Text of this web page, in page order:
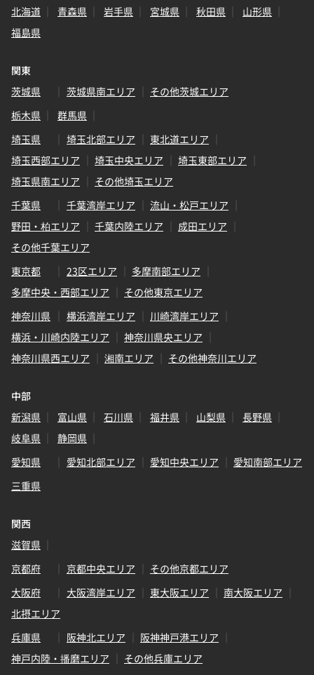
北海道
青森県 岩手県 宮城県 秋田県
山形県
福島県
関東
茨城県
茨城県南エリア
その他茨城エリア
栃木県
群馬県
埼玉県
埼玉北部エリア
東北道エリア
埼玉西部エリア
埼玉中央エリア
埼玉東部エリア
埼玉県南エリア
その他埼玉エリア
千葉県
千葉湾岸エリア
流山・松戸エリア
野田・柏エリア
千葉内陸エリア
成田エリア
その他千葉エリア
東京都
23区エリア
多摩南部エリア
多摩中央・西部エリア
その他東京エリア
神奈川県
横浜湾岸エリア
川崎湾岸エリア
横浜・川崎内陸エリア
神奈川県央エリア
神奈川県西エリア
湘南エリア その他神奈川エリア
中部
新潟県
富山県 石川県 福井県 山梨県
長野県
岐阜県
静岡県
愛知県
愛知北部エリア 愛知中央エリア
愛知南部エリア
三重県
関西
滋賀県
京都府
京都中央エリア
その他京都エリア
大阪府
大阪湾岸エリア 東大阪エリア
南大阪エリア
北摂エリア
兵庫県
阪神北エリア
阪神神戸港エリア
神戸内陸・播磨エリア
その他兵庫エリア